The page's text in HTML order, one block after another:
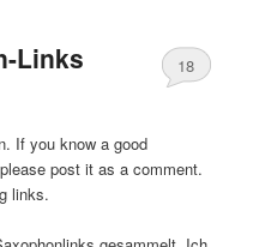
Links 18
If you know a good
post it as a comment.
links.